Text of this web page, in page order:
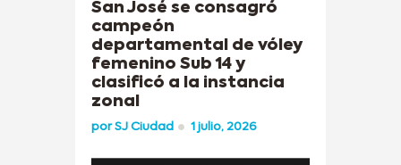
San José se consagró
campeón
departamental de vóley
femenino Sub 14 y
clasificó a la instancia
zonal
porSJ Ciudad 1 julio, 2026